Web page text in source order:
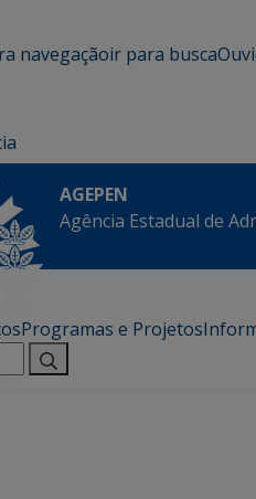
navegaçãoir para busca
AGEPEN
Agência Estadual de
Programas e Projetos